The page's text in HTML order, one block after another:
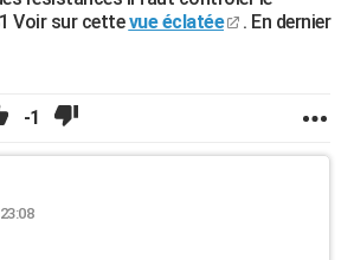
Voir sur cettevue éclatée
. En dernier
-1